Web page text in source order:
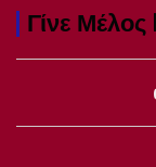
Γίνε Μέλος